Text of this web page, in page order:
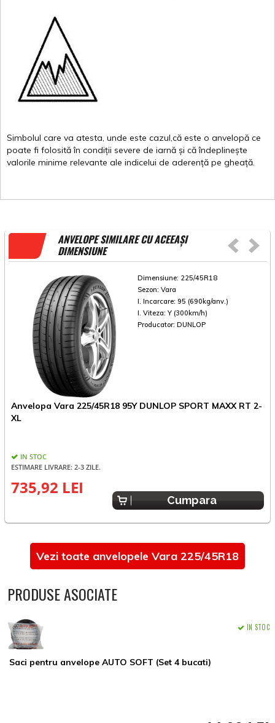
Simbolul care va atesta, unde este cazul,că este o anvelopă ce
poate fi folosită în condiții severe de iarnă și că îndeplinește
valorile minime relevante ale indicelui de aderență pe gheață.
ANVELOPE SIMILARE CU ACEEAȘI
DIMENSIUNE
Dimensiune: 225/45R18
Sezon: Vara
I. Incarcare: 95 (690kg/anv.)
I. Viteza: Y (300km/h)
Producator: DUNLOP
Anvelopa Vara 225/45R18 95Y DUNLOP SPORT MAXX RT 2-
XL
IN STOC
ESTIMARE LIVRARE: 2-3 ZILE.
735,92 LEI
Cumpara
Vezi toate anvelopele Vara 225/45R18
PRODUSE ASOCIATE
Saci pentru anvelope AUTO SOFT (Set 4 bucati)
IN STOC